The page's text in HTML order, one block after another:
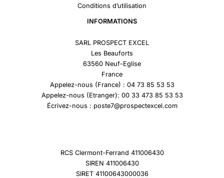
Conditions d’utilisation
INFORMATIONS
SARL PROSPECT EXCEL
Les Beauforts
63560 Neuf-Eglise
France
Appelez-nous (France) : 04 73 85 53 53
Appelez-nous (Etranger): 00 33 473 85 53 53
Écrivez-nous : poste7@prospectexcel.com
RCS Clermont-Ferrand 411006430
SIREN 411006430
SIRET 41100643000036